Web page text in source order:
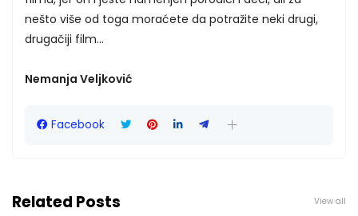
nešto više od toga moraćete da potražite neki drugi,
drugačiji film...
Nemanja Veljković
Facebook
Related Posts View all